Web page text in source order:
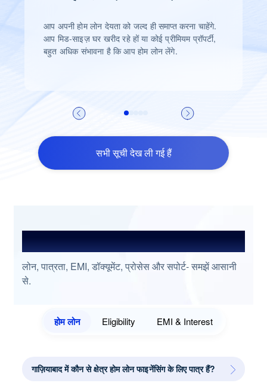
आप अपनी होम लोन देयता को जल्द ही समाप्त करना चाहेंगे.
आप मिड-साइज़ घर खरीद रहे हों या कोई प्रीमियम प्रॉपर्टी,
बहुत अधिक संभावना है कि आप होम लोन लेंगे.
सभी सूची देख ली गई हैं
अक्सर पूछे जाने वाले प्रश्न
लोन, पात्रता, EMI, डॉक्यूमेंट, प्रोसेस और सपोर्ट- समझें आसानी
से.
होम लोन Eligibility EMI & Interest
गाज़ियाबाद में कौन से क्षेत्र होम लोन फाइनेंसिंग के लिए पात्र हैं?